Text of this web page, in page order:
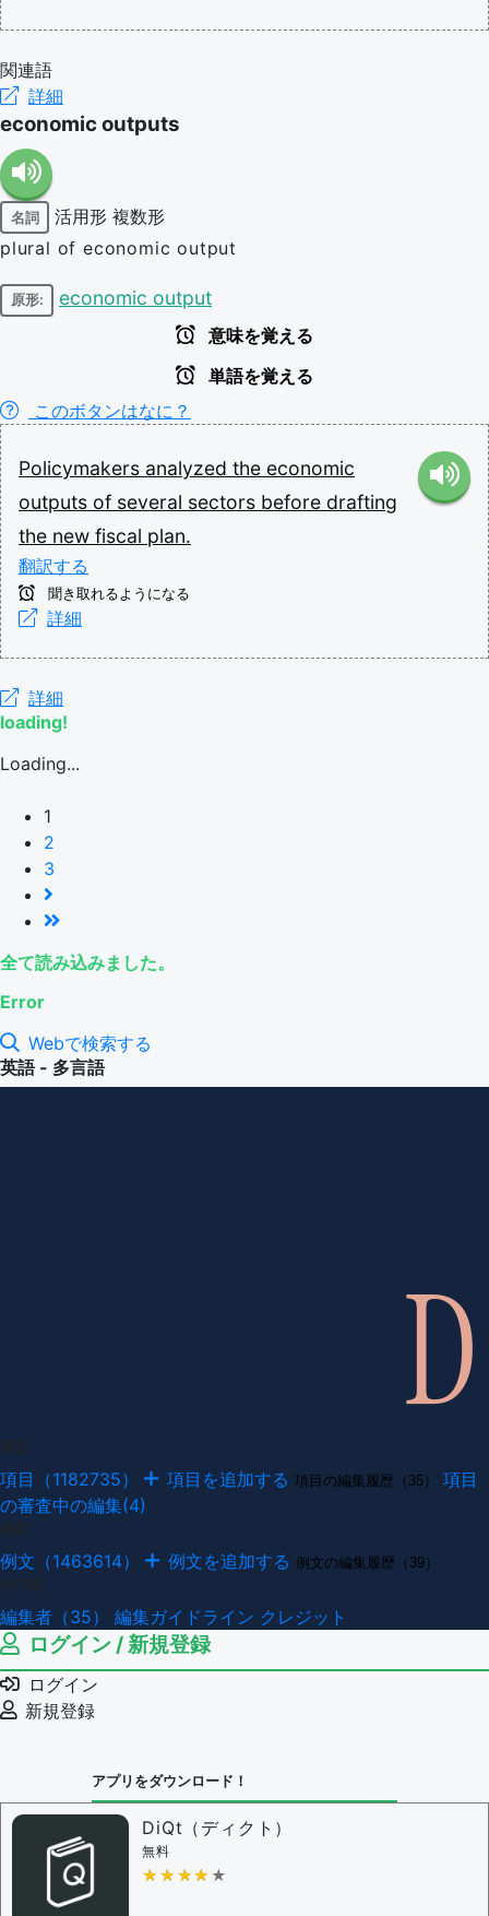
関連語
詳細
economic outputs
名詞 活用形 複数形
plural of economic output
原形: economic output
意味を覚える
単語を覚える
このボタンはなに？
Policymakers analyzed the economic
outputs of several sectors before drafting
the new fiscal plan.
翻訳する
聞き取れるようになる
詳細
詳細
loading!
Loading...
1
2
3
全て読み込みました。
Error
Webで検索する
英語 - 多言語
項目（1182735） 項目を追加する 項目の編集履歴（35）
項目
の審査中の編集(4)
例文（1463614） 例文を追加する 例文の編集履歴（39）
編集者（35） 編集ガイドライン クレジット
ログイン / 新規登録
ログイン
新規登録
アプリをダウンロード！
DiQt（ディクト）
無料
★★★★★
★★★★★